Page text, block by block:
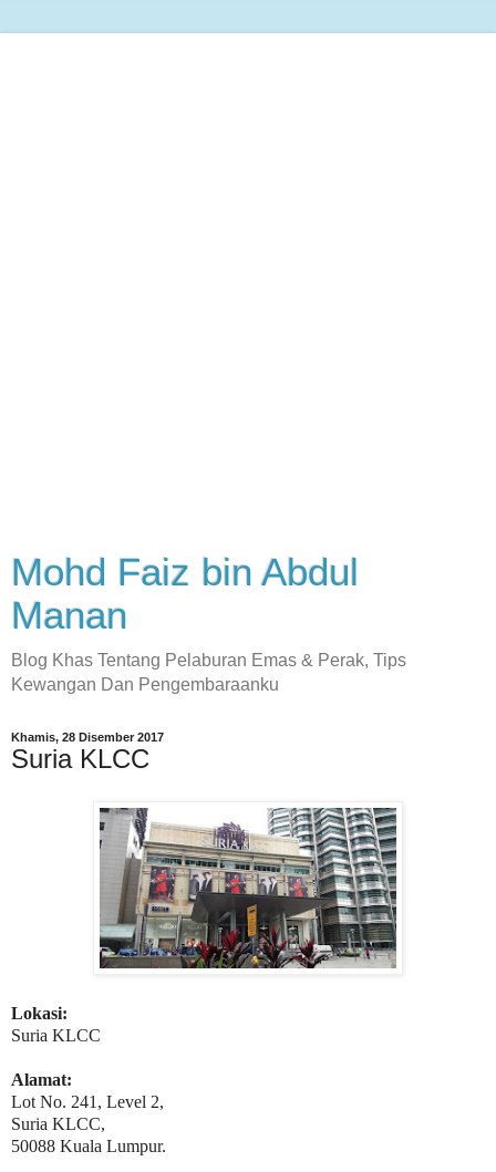
Mohd Faiz bin Abdul
Manan
Blog Khas Tentang Pelaburan Emas & Perak, Tips
Kewangan Dan Pengembaraanku
Khamis, 28 Disember 2017
Suria KLCC
Lokasi:
Suria KLCC
Alamat:
Lot No. 241, Level 2,
Suria KLCC,
50088 Kuala Lumpur.